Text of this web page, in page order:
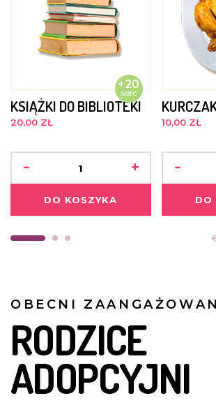
+20
serc
KSIĄŻKI DO BIBLIOTEKI
20,00 ZŁ
- +
DO KOSZYKA
10,00 ZŁ
-
DO
OBECNI
RODZICE
ADOPCYJNI